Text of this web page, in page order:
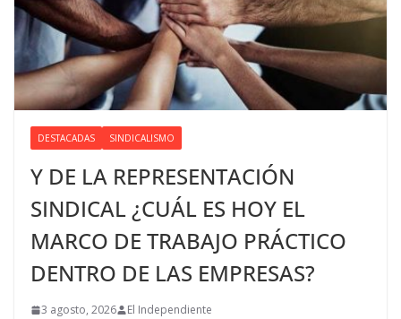
DESTACADAS SINDICALISMO
Y DE LA REPRESENTACIÓN
SINDICAL ¿CUÁL ES HOY EL
MARCO DE TRABAJO PRÁCTICO
DENTRO DE LAS EMPRESAS?
3 agosto, 2026 El Independiente